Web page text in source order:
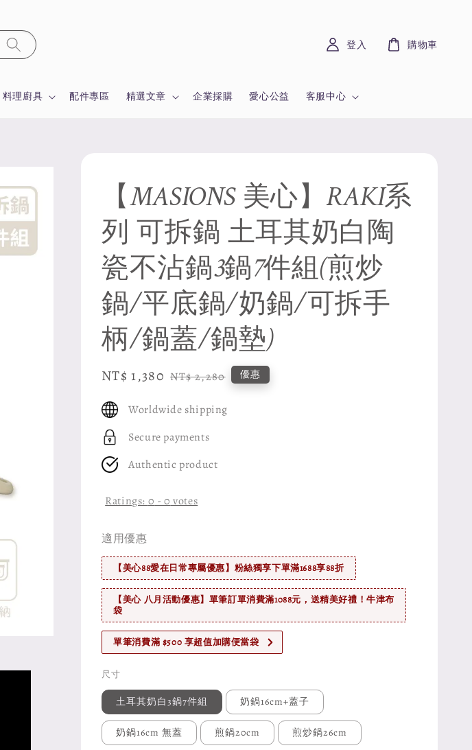
料理廚具 配件專區 精選文章 企業採購 愛心公益 客服中心
登入 購物車
【MASIONS 美心】RAKI系
列 可拆鍋 土耳其奶白陶
瓷不沾鍋3鍋7件組(煎炒
鍋/平底鍋/奶鍋/可拆手
柄/鍋蓋/鍋墊)
Sale
NT$ 1,380 Regular
NT$ 2,280 優惠
Worldwide shipping
Secure payments
Authentic product
Ratings: 0 -0 votes
適用優惠
【美心88愛在日常專屬優惠】粉絲獨享下單滿1688享88折
【美心 八月活動優惠】單筆訂單消費滿1088元，送精美好禮！牛津布
袋
單筆消費滿 $500 享超值加購便當袋
尺寸
土耳其奶白3鍋7件組 奶鍋16cm+蓋子
奶鍋16cm 無蓋 煎鍋20cm 煎炒鍋26cm